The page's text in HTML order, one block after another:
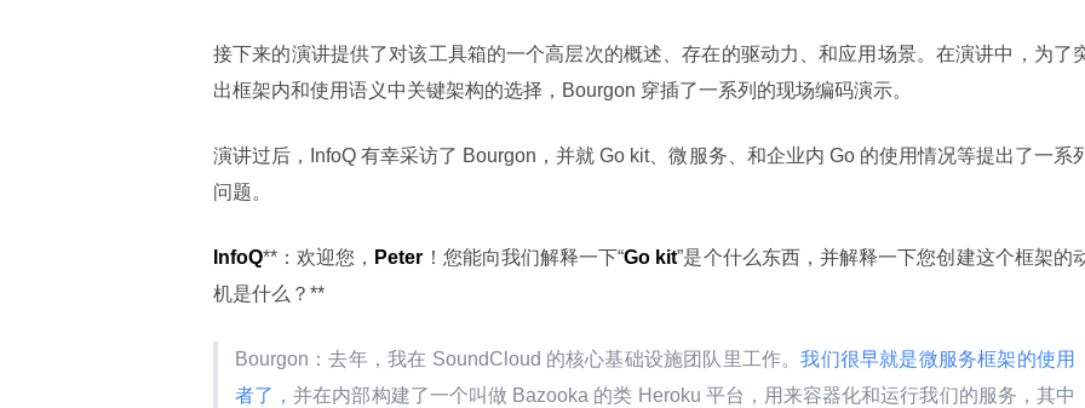
接下来的演讲提供了对该工具箱的一个高层次的概述、存在的驱动力、和应用场景。在演讲中，为了
出框架内和使用语义中关键架构的选择，Bourgon 穿插了一系列的现场编码演示。
演讲过后，InfoQ 有幸采访了 Bourgon，并就 Go kit、微服务、和企业内 Go 的使用情况等提出了一系
问题。
InfoQ**：欢迎您， Peter ！您能向我们解释一下“Go kit”是个什么东西，并解释一下您创建这个框架的
机是什么？**
Bourgon：去年，我在 SoundCloud 的核心基础设施团队里工作。我们很早就是微服务框架的使用
者了， 并在内部构建了一个叫做 Bazooka 的类 Heroku 平台，用来容器化和运行我们的服务，其中